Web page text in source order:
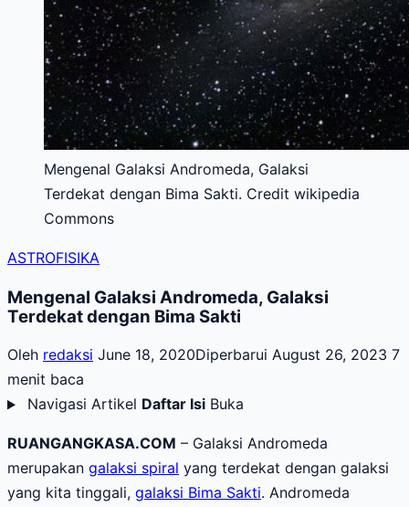
Mengenal Galaksi Andromeda, Galaksi
Terdekat dengan Bima Sakti. Credit wikipedia
Commons
ASTROFISIKA
Mengenal Galaksi Andromeda, Galaksi
Terdekat dengan Bima Sakti
Oleh redaksi June 18, 2020Diperbarui August 26, 2023 7
menit baca
Navigasi Artikel Daftar Isi Buka
RUANGANGKASA.COM – Galaksi Andromeda
merupakan galaksi spiral yang terdekat dengan galaksi
yang kita tinggali, galaksi Bima Sakti. Andromeda